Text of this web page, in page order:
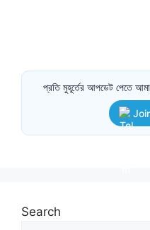
প্রতি মুহূর্তের আপডেট পেতে
Search